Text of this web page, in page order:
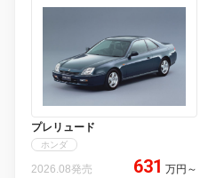
プレリュード
ホンダ
2026.08発売 631 万円 ～